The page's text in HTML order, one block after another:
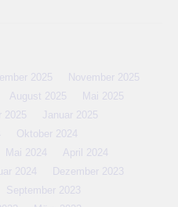
2025
November 2025
August 2025
Mai 2025
2025
Januar 2025
Oktober 2024
Mai 2024
April 2024
2024
Dezember 2023
September 2023